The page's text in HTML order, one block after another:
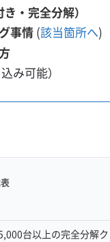
・完全分解）
事情 (該当箇所へ)
み可能）
台以上の完全分解